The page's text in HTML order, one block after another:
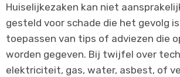
Huiselijkezaken kan niet
gesteld voor schade die het gevolg
toepassen van tips of adviezen die
worden gegeven. Bij twijfel over
elektriciteit, gas, water, asbest, of